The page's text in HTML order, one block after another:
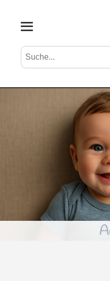
Suche nach Vornamen